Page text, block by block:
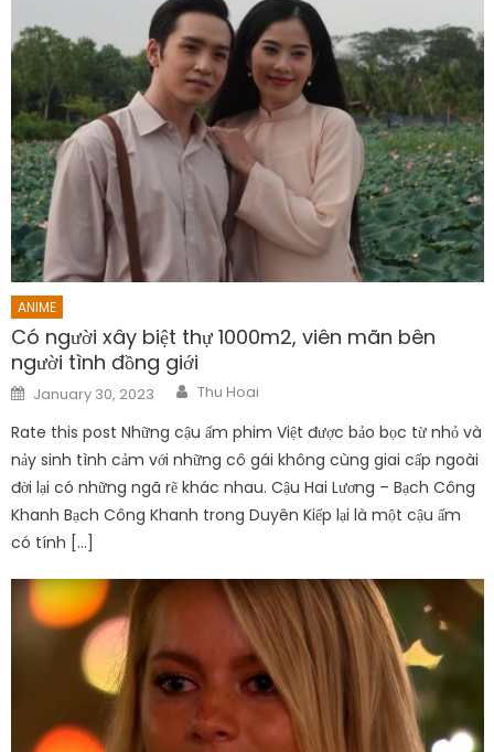
ANIME
Có người xây biệt thự 1000m2, viên mãn bên
người tình đồng giới
Posted
on
January 30, 2023 Author
Thu Hoai
Rate this post Những cậu ấm phim Việt được bảo bọc từ nhỏ và
nảy sinh tình cảm với những cô gái không cùng giai cấp ngoài
đời lại có những ngã rẽ khác nhau. Cậu Hai Lương – Bạch Công
Khanh Bạch Công Khanh trong Duyên Kiếp lại là một cậu ấm
có tính […]